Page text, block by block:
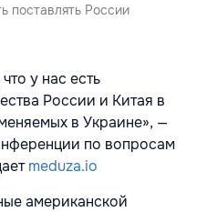
поставлять России
у нас есть
России и Китая в
в Украине», —
по вопросам
meduza.io
американской